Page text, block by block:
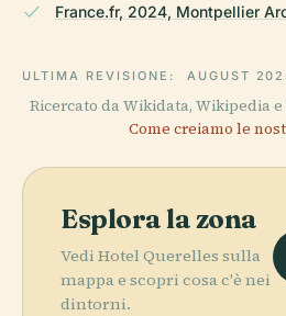
France.fr, 2024, Montpellier
ULTIMA REVISIONE: AUGUST
Ricercato da Wikidata, Wikipedia
Come creiamo le
Esplora la zona
Vedi Hotel Querelles sulla
mappa e scopri cosa c'è nei
dintorni.